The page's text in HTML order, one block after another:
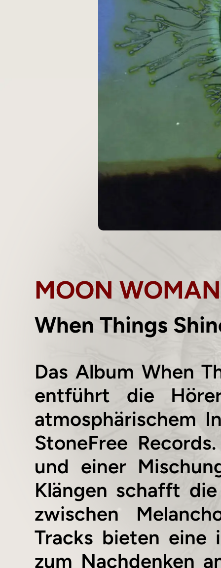
MOON WOMAN
When Things
Das Album When
entführt die
atmosphärischem
StoneFree
und einer
Klängen schafft
zwischen
Tracks bieten eine
zum Nachdenken